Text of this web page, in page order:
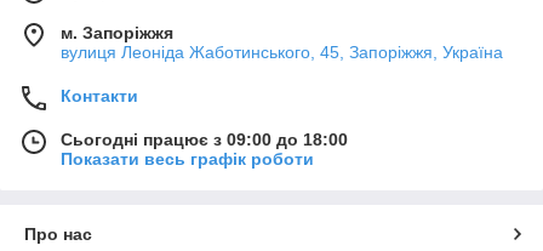
м. Запоріжжя
вулиця Леоніда Жаботинського, 45, Запоріжжя, Україна
Контакти
Сьогодні працює з 09:00 до 18:00
Показати весь графік роботи
Про нас